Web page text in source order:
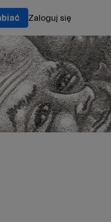
Zaloguj się